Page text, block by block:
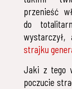
przenieść
do
wystarczył,
strajku
Jaki z tego
poczucie